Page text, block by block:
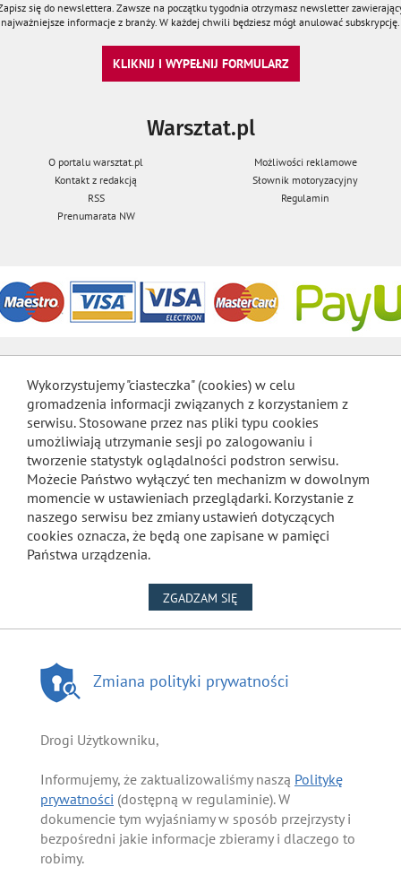
się do newslettera. Zawsze na początku tygodnia otrzymasz newsletter
najważniejsze informacje z branży. W każdej chwili będziesz mógł anulować subskrypcję.
KLIKNIJ I WYPEŁNIJ FORMULARZ
Warsztat.pl
O portalu warsztat.pl
Możliwości reklamowe
Kontakt z redakcją
Słownik motoryzacyjny
RSS
Regulamin
Prenumarata NW
Wykorzystujemy "ciasteczka" (cookies) w celu
gromadzenia informacji związanych z korzystaniem z
serwisu. Stosowane przez nas pliki typu cookies
umożliwiają utrzymanie sesji po zalogowaniu i
tworzenie statystyk oglądalności podstron serwisu.
Możecie Państwo wyłączyć ten mechanizm w dowolnym
momencie w ustawieniach przeglądarki. Korzystanie z
naszego serwisu bez zmiany ustawień dotyczących
cookies oznacza, że będą one zapisane w pamięci
Państwa urządzenia.
ZGADZAM SIĘ
Zmiana polityki prywatności
Drogi Użytkowniku,
Informujemy, że zaktualizowaliśmy naszą Politykę
prywatności (dostępną w regulaminie). W
dokumencie tym wyjaśniamy w sposób przejrzysty i
bezpośredni jakie informacje zbieramy i dlaczego to
robimy.